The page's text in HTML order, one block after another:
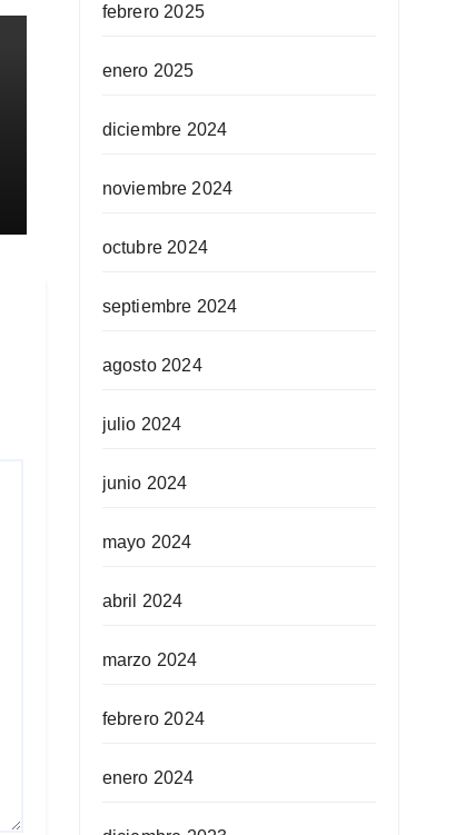
febrero 2025
enero 2025
diciembre 2024
noviembre 2024
octubre 2024
septiembre 2024
agosto 2024
julio 2024
junio 2024
mayo 2024
abril 2024
marzo 2024
febrero 2024
enero 2024